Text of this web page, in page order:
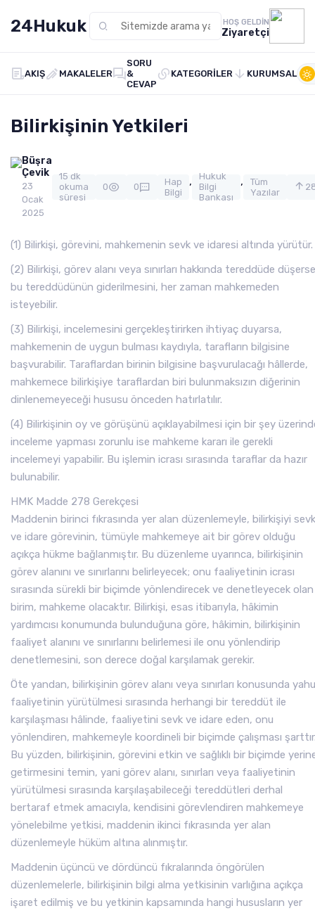
24Hukuk HOŞ GELDIN
Ziyaretçi
AKIŞ MAKALELER
SORU
&
CEVAP
KATEGORILER KURUMSAL
Bilirkişinin Yetkileri
Büşra
Çevik
23
Ocak
2025
15 dk
okuma
süresi
0 0
Hap
Bilgi
,
Hukuk
Bilgi
Bankası
,
Tüm
Yazılar
(1) Bilirkişi, görevini, mahkemenin sevk ve idaresi altında yürütür.
(2) Bilirkişi, görev alanı veya sınırları hakkında tereddüde
bu tereddüdünün giderilmesini, her zaman mahkemeden
isteyebilir.
(3) Bilirkişi, incelemesini gerçekleştirirken ihtiyaç duyarsa,
mahkemenin de uygun bulması kaydıyla, tarafların bilgisine
başvurabilir. Taraflardan birinin bilgisine başvurulacağı hâllerde,
mahkemece bilirkişiye taraflardan biri bulunmaksızın diğerinin
dinlenemeyeceği hususu önceden hatırlatılır.
(4) Bilirkişinin oy ve görüşünü açıklayabilmesi için bir şey
inceleme yapması zorunlu ise mahkeme kararı ile gerekli
incelemeyi yapabilir. Bu işlemin icrası sırasında taraflar da hazır
bulunabilir.
HMK Madde 278 Gerekçesi
Maddenin birinci fıkrasında yer alan düzenlemeyle, bilirkişiyi sevk
ve idare görevinin, tümüyle mahkemeye ait bir görev olduğu
açıkça hükme bağlanmıştır. Bu düzenleme uyarınca, bilirkişinin
görev alanını ve sınırlarını belirleyecek; onu faaliyetinin icrası
sırasında sürekli bir biçimde yönlendirecek ve denetleyecek olan
birim, mahkeme olacaktır. Bilirkişi, esas itibarıyla, hâkimin
yardımcısı konumunda bulunduğuna göre, hâkimin, bilirkişinin
faaliyet alanını ve sınırlarını belirlemesi ile onu yönlendirip
denetlemesini, son derece doğal karşılamak gerekir.
Öte yandan, bilirkişinin görev alanı veya sınırları konusunda
faaliyetinin yürütülmesi sırasında herhangi bir tereddüt ile
karşılaşması hâlinde, faaliyetini sevk ve idare eden, onu
yönlendiren, mahkemeyle koordineli bir biçimde çalışması
Bu yüzden, bilirkişinin, görevini etkin ve sağlıklı bir biçimde
getirmesini temin, yani görev alanı, sınırları veya faaliyetinin
yürütülmesi sırasında karşılaşabileceği tereddütleri derhal
bertaraf etmek amacıyla, kendisini görevlendiren mahkemeye
yönelebilme yetkisi, maddenin ikinci fıkrasında yer alan
düzenlemeyle hüküm altına alınmıştır.
Maddenin üçüncü ve dördüncü fıkralarında öngörülen
düzenlemelerle, bilirkişinin bilgi alma yetkisinin varlığına açıkça
işaret edilmiş ve bu yetkinin kapsamında hangi hususların yer